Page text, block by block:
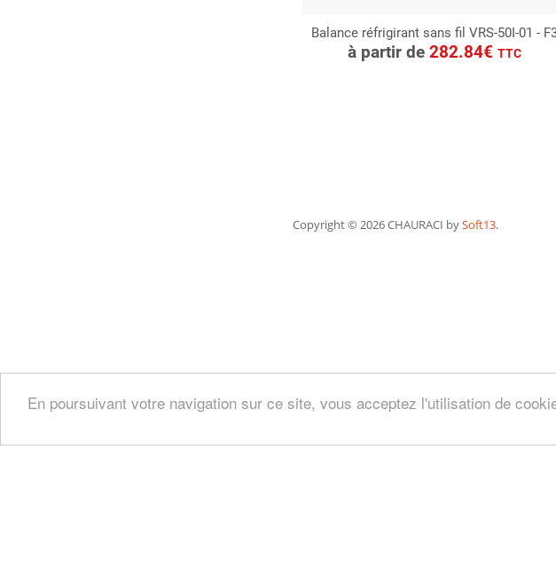
En poursuivant votre navigation sur ce site, vous acceptez l'utilisation de
Balance réfrigirant sans fil VRS-50I-01 -
à partir de282.84€TTC
CONSULTER
Demande de devis
Copyright© 2026 CHAURACI bySoft13.